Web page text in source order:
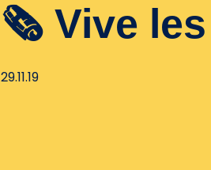
🗞 Vive
29.11.19